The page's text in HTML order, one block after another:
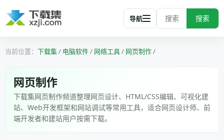
搜索
导航
下载集/ 电脑软件/ 网络工具/ 网页制作/
网页制作
下载集网页制作频道整理网页设计、HTML/CSS编辑、可视化建
站、Web开发框架和网站调试等常用工具，适合网页设计师、前
端开发者和建站用户按需下载。